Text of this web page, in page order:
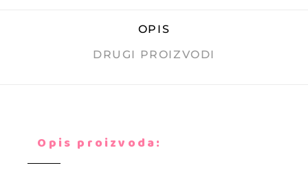
OPIS
DRUGI PROIZVODI
Opis proizvoda: